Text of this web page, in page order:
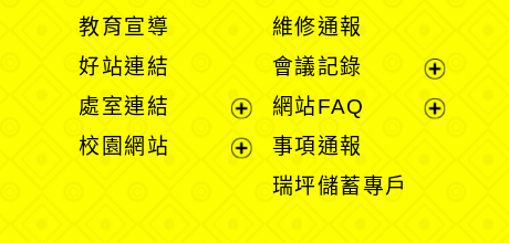
單
教育宣導
好站連結
處室連結
展
開
校園網站
維修通報
會議記錄
展
開
網站FAQ
事項通報
瑞坪儲蓄專戶